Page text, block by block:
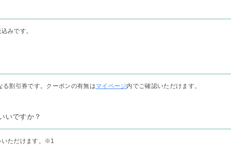
みです。
割引券です。クーポンの有無はマイページ内でご確認いただけます。
いですか？
ただけます。 ※1